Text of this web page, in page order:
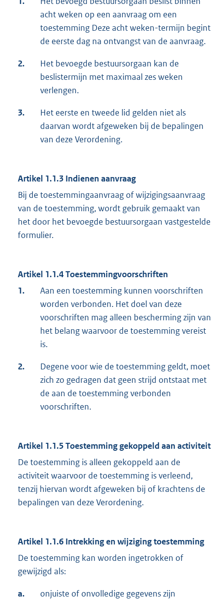
acht weken op een aanvraag om een
toestemming Deze acht weken-termijn begint
de eerste dag na ontvangst van de aanvraag.
2.
Het bevoegde bestuursorgaan kan de
beslistermijn met maximaal zes weken
verlengen.
3.
Het eerste en tweede lid gelden niet als
daarvan wordt afgeweken bij de bepalingen
van deze Verordening.
Artikel 1.1.3 Indienen aanvraag
Bij de toestemmingaanvraag of wijzigingsaanvraag
van de toestemming, wordt gebruik gemaakt van
het door het bevoegde bestuursorgaan vastgestelde
formulier.
Artikel 1.1.4Toestemmingvoorschriften
1.
Aan een toestemming kunnen voorschriften
worden verbonden. Het doel van deze
voorschriften mag alleen bescherming zijn van
het belang waarvoor de toestemming vereist
is.
2.
Degene voor wie de toestemming geldt, moet
zich zo gedragen dat geen strijd ontstaat met
de aan de toestemming verbonden
voorschriften.
Artikel 1.1.5Toestemming gekoppeld aan activiteit
De toestemming is alleen gekoppeld aan de
activiteit waarvoor de toestemming is verleend,
tenzij hiervan wordt afgeweken bij of krachtens de
bepalingen van deze Verordening.
Artikel 1.1.6 Intrekking en wijziging toestemming
De toestemming kan worden ingetrokken of
gewijzigd als:
a. onjuiste of onvolledige gegevens zijn